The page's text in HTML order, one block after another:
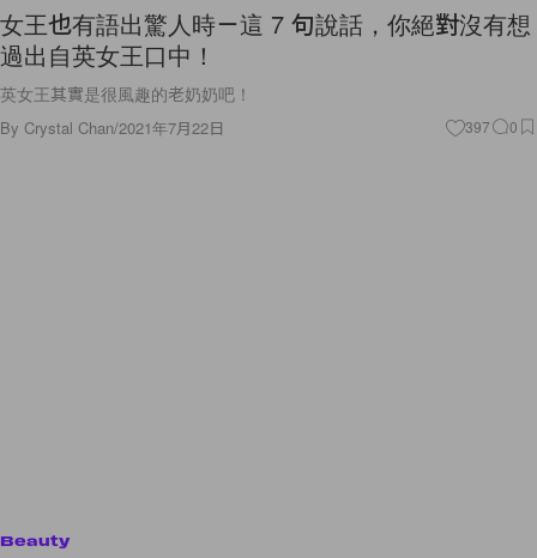
女王也有語出驚人時－這 7 句說話，你絕對沒有想
過出自英女王口中！
英女王其實是很風趣的老奶奶吧！
By Crystal Chan/2021年7月22日 397 0
Beauty